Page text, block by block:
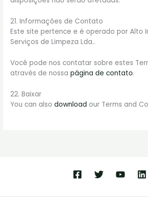
21. Informações de Contato
Este site pertence e é operado por Alto
Serviços de Limpeza Lda..
Você pode nos contatar sobre estes
através de nossapágina de contato.
22. Baixar
You can alsodownload our Terms and